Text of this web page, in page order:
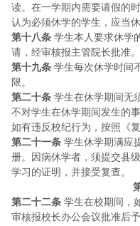
读。在一学期内需要请假的
认为必须休学的学生，应当休
第十八条 学生本人要求休学
请，经审核报主管院长批准。
第十九条 学生每次休学时间
限。
第二十条 学生在休学期间无
不对学生在休学期间发生的
如有违反校纪行为，按照《
第二十一条 学生休学期满应
册。因病休学者，须提交县级
学习的证明，并接受复查。
第二十二条 学生在校期间，
审核报校长办公会议批准后